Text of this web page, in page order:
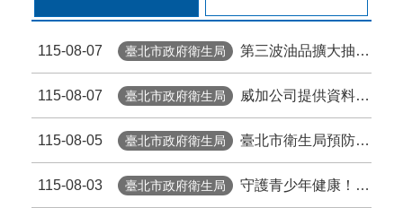
115-08-07 臺北市政府衛生局 第三波油品擴大抽驗 2件苦茶油產品苯駢芘超標 前已要求預防性下架
115-08-07 臺北市政府衛生局 威加公司提供資料不實臺北市衛生局依法重罰300萬元 續查苦茶油及原料下游
115-08-05 臺北市政府衛生局 臺北市衛生局預防性下架 百年堂冷壓黃金苦茶油產品
115-08-03 臺北市政府衛生局 守護青少年健康！把握HPV疫苗接種黃金期 臺北市提供校園設站及98家合約院所接種服務